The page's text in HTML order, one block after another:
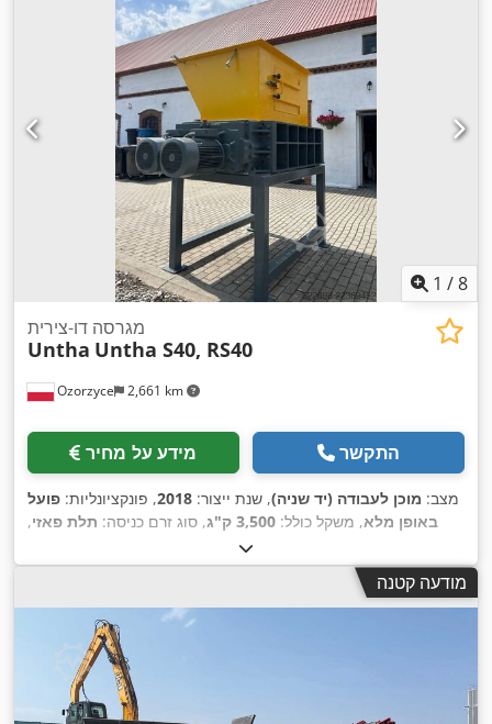
1 /8
Ozorzyce 2,661 km
מגרסה דו-צירית
Untha Untha S40, RS40
מידע על מחיר התקשר
מצב: מוכן לעבודה (יד שניה), שנת ייצור: 2018, פונקציונליות: פועל
באופן מלא, משקל כולל: 3,500 ק"ג , סוג זרם כניסה: תלת פאזי,
, רוחב עבודה:
המילוי:1,400 מ"מ , רוחב פתח מילוי:700 מ"מ ,
מודעה קטנה